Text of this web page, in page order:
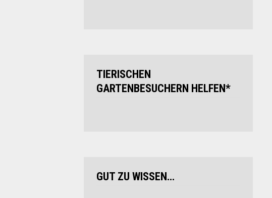
TIERISCHEN
GARTENBESUCHERN HELFEN*
GUT ZU WISSEN…